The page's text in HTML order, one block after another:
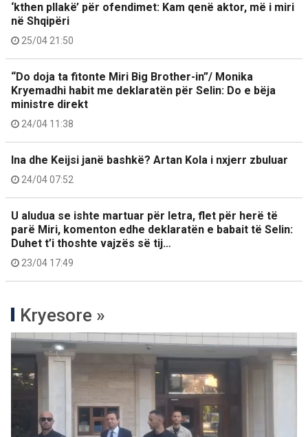
‘kthen pllakë’ për ofendimet: Kam qenë aktor, më i miri
në Shqipëri
25/04 21:50
“Do doja ta fitonte Miri Big Brother-in”/ Monika
Kryemadhi habit me deklaratën për Selin: Do e bëja
ministre direkt
24/04 11:38
Ina dhe Keijsi janë bashkë? Artan Kola i nxjerr zbuluar
24/04 07:52
U aludua se ishte martuar për letra, flet për herë të
parë Miri, komenton edhe deklaratën e babait të Selin:
Duhet t’i thoshte vajzës së tij…
23/04 17:49
Kryesore »